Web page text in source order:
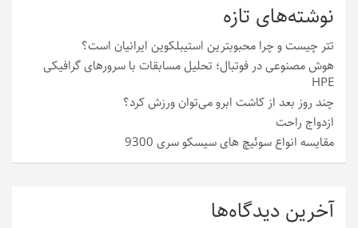
نوشته‌های تازه
تتر چیست و چرا محبوبترین استیبلکوین ایرانیان است؟
هوش مصنوعی در فوتبال؛ تحلیل مسابقات با سرورهای گرافیکی
HPE
چند روز بعد از کاشت ابرو می‌توان ورزش کرد؟
ازدواج راحت
مقایسه انواع سوئیچ های سیسکو سری 9300
آخرین دیدگاه‌ها